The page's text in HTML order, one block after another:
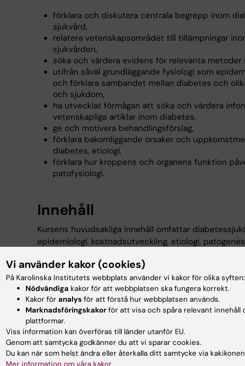
förklara och diskutera centrala begrepp inom
sjukvård,
relatera vetenskapsområdet till tillämpningar
sjukvården,
söka och värdera evidens för relevanta metoder
utifrån såväl grundläggande fysiologi som
och förklara sambandet mellan diabetes och
och sjukdom,
ha utvecklat förmågan att söka och värdera
vetenskapliga artiklar inom diabetes,
ge och motivera behandlingsförslag,
förklara bakomliggande orsaker och
diabetes, etiologi,
förklara hur kroppens och organens funktion
patofysiologi.
Innehåll
Kursens huvudsakliga innehåll omfattar
epidemiologi, kostnadsutveckling, etiologi,
diagnostiska möjligheter, framtidsutsikter
incidens av diabetes regionalt samt dess
behandlingsformer.
Kursen ger grundläggande kunskaper om
diabetessjukdomarna. Innehållet spänner över basal
fysiologi på cell, organ- och helkroppsnivå till
diabetesbehandling samt vidare till komplikationer
Vi använder kakor (cookies)
På Karolinska Institutets webbplats använder vi kakor för olika syften:
Nödvändiga kakor för att webbplatsen ska fungera korrekt.
Kakor för analys för att förstå hur webbplatsen används.
Marknadsföringskakor för att visa och spåra relevant innehåll
plattformar.
Viss information kan överföras till länder utanför EU.
Genom att samtycka godkänner du att vi sparar cookies.
Du kan när som helst ändra eller återkalla ditt samtycke via
Mer information om våra kakor